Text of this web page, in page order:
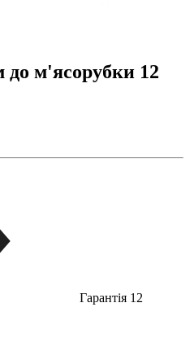
до м'ясорубки 12
Гарантія 12